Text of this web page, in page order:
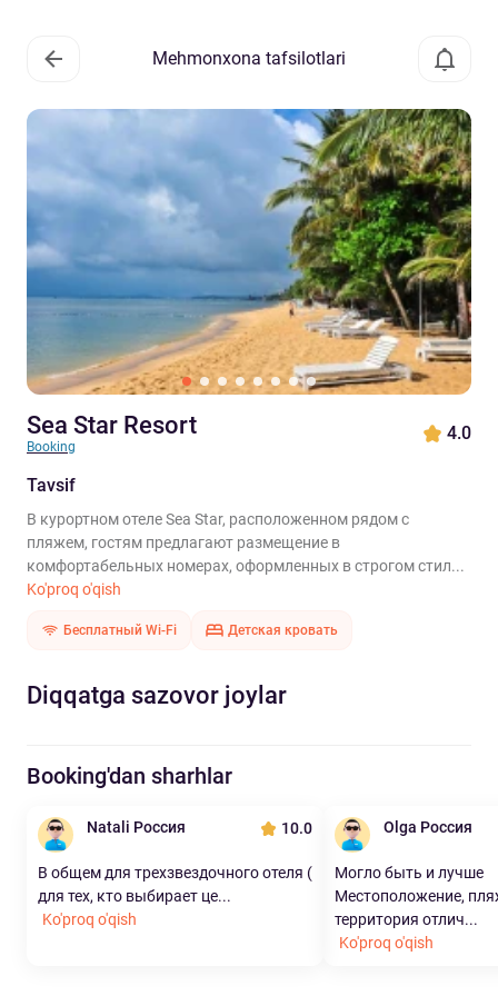
Mehmonxona tafsilotlari
Sea Star Resort
Booking
4.0
Tavsif
В курортном отеле Sea Star, расположенном рядом с
пляжем, гостям предлагают размещение в
комфортабельных номерах, оформленных в строгом стил...
Ko'proq o'qish
Бесплатный Wi-Fi Детская кровать
Diqqatga sazovor joylar
Booking'dan sharhlar
Natali Россия 10.0
В общем для трехзвездочного отеля (
для тех, кто выбирает це...
Ko'proq o'qish
Olga Россия
Могло быть и лучше
Местоположение,
территория отлич...
Ko'proq o'qish